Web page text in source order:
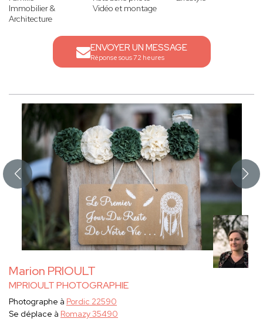
Immobilier &
Architecture
Vidéo et montage
ENVOYER UN MESSAGE
Réponse sous 72 heures
Marion PRIOULT
MPRIOULT PHOTOGRAPHIE
Photographe à Pordic 22590
Se déplace à Romazy 35490